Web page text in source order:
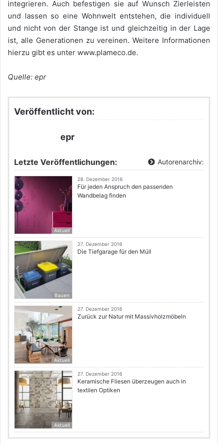
integrieren. Auch befestigen sie auf Wunsch Zierleisten
und lassen so eine Wohnwelt entstehen, die individuell
und nicht von der Stange ist und gleichzeitig in der Lage
ist, alle Generationen zu vereinen. Weitere Informationen
hierzu gibt es unter www.plameco.de.
Quelle: epr
Veröffentlicht von:
epr
Letzte Veröffentlichungen: Autorenarchiv:
Aktuell
28. Dezember 2016
Für jeden Anspruch den passenden
Wandbelag finden
Bauen
27. Dezember 2016
Die Tiefgarage für den Müll
Aktuell
27. Dezember 2016
Zurück zur Natur mit Massivholzmöbeln
Aktuell
27. Dezember 2016
Keramische Fliesen überzeugen auch in
textilen Optiken